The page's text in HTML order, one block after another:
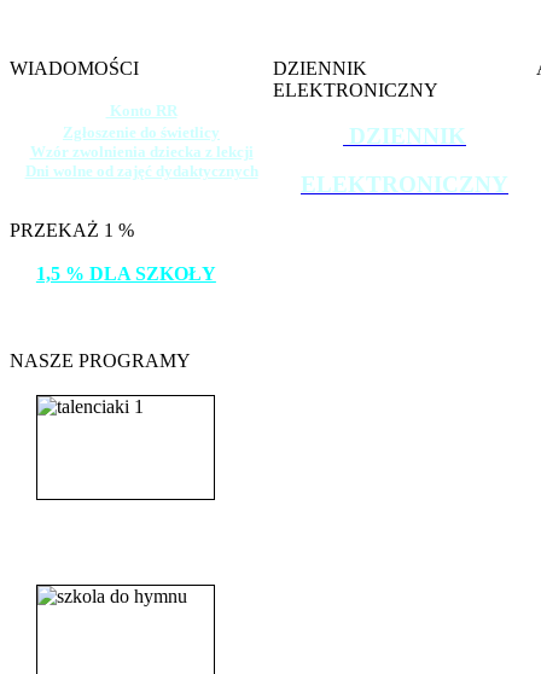
WIADOMOŚCI
Konto RR
Zgłoszenie do świetlicy
Wzór zwolnienia dziecka z lekcji
Dni wolne od zajęć dydaktycznych
DZIENNIK
ELEKTRONICZNY
DZIENNIK
ELEKTRONICZNY
PRZEKAŻ 1 %
1,5 % DLA SZKOŁY
NASZE PROGRAMY